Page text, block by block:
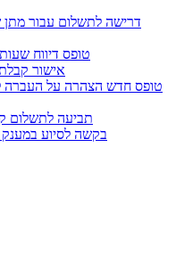
2356 – טופס
2357 –
266 – תביעה
267 – בקשה לסיוע